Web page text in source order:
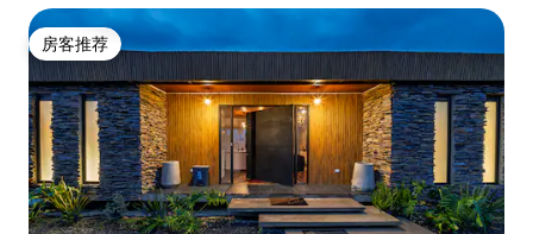
房客推荐
房客推荐